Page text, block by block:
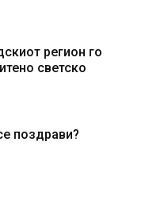
регион го
светско
поздрави?